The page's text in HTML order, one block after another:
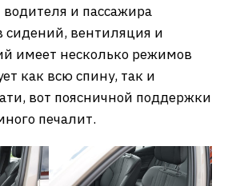
и пассажира
сидений, вентиляция и
имеет несколько режимов
как всю спину, так и
вот поясничной поддержки
печалит.